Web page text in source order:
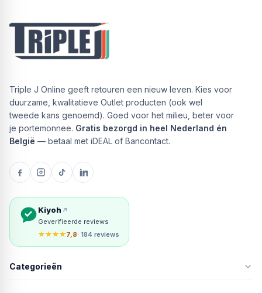
Triple J Online geeft retouren een nieuw leven. Kies voor
duurzame, kwalitatieve Outlet producten (ook wel
tweede kans genoemd). Goed voor het milieu, beter voor
je portemonnee. Gratis bezorgd in heel Nederland én
België — betaal met iDEAL of Bancontact.
Kiyoh
Geverifieerde reviews
★★★★7,8· 184 reviews
Categorieën